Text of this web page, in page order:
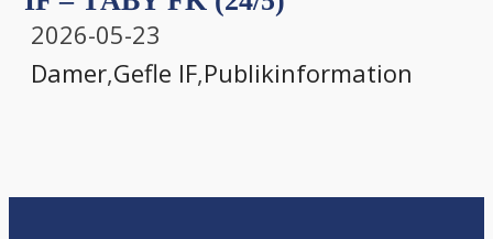
2026-05-23
Damer,Gefle IF,Publikinformation